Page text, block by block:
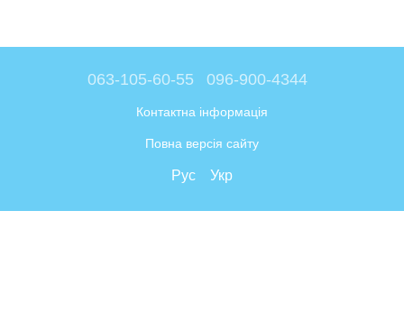
063-105-60-55 096-900-4344
Контактна інформація
Повна версія сайту
Рус Укр